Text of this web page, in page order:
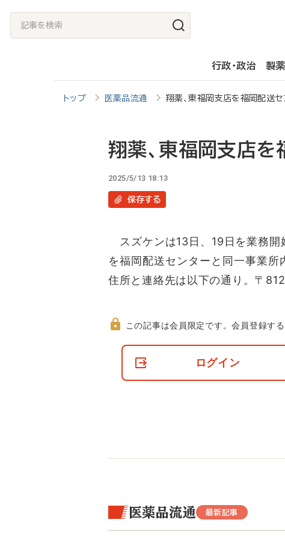
記
事
行政・政治 製
トップ 医薬品流通 翔薬、東福岡支店を福岡配送セ
翔薬、東福岡支店
2025/5/13 18:13
保存する
スズケンは13日、19日を業務開
を福岡配送センターと同一事業
住所と連絡先は以下の通り。〒
て
この記事は会員限定です。会員登録す
ログイン
医薬品流通 最新記事